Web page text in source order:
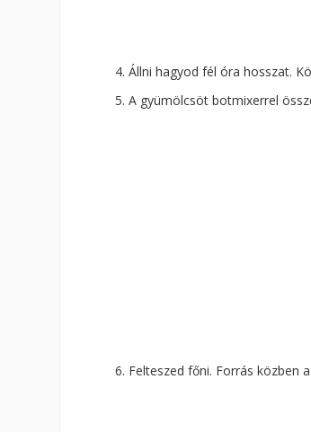
Állni hagyod fél óra hosszat.
A gyümölcsöt botmixerrel
Felteszed főni. Forrás közben